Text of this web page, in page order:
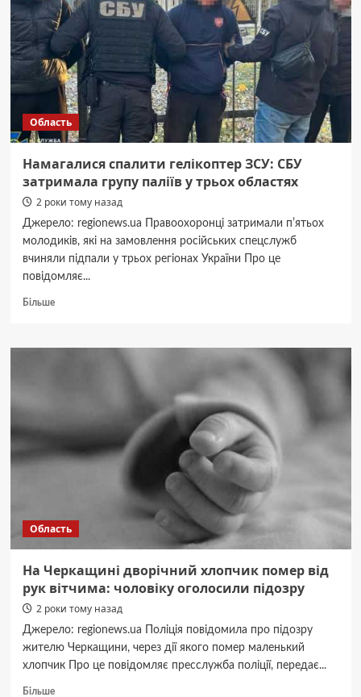
в
чем
разница?
Область
Намагалися спалити гелікоптер ЗСУ: СБУ
затримала групу паліїв у трьох областях
2 роки тому назад
Джерело: regionews.ua Правоохоронці затримали пʼятьох
молодиків, які на замовлення російських спецслужб
вчиняли підпали у трьох регіонах України Про це
повідомляє...
БільшеДокладніше
спалити
у
Область
На Черкащині дворічний хлопчик помер від
рук вітчима: чоловіку оголосили підозру
2 роки тому назад
Джерело: regionews.ua Поліція повідомила про підозру
жителю Черкащини, через дії якого помер маленький
хлопчик Про це повідомляє пресслужба поліції, передає...
БільшеДокладніше